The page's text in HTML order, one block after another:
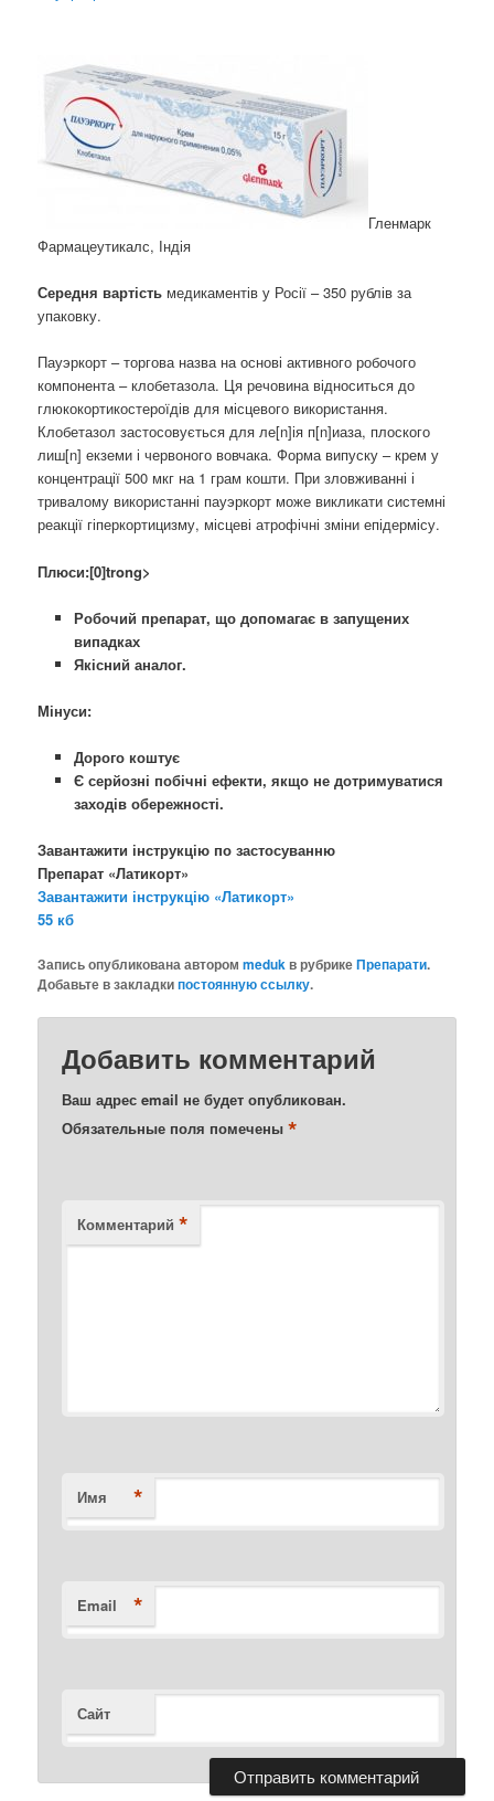
Гленмарк
Фармацеутикалс, Індія
Середня вартість медикаментів у Росії – 350 рублів за
упаковку.
Пауэркорт – торгова назва на основі активного робочого
компонента – клобетазола. Ця речовина відноситься до
глюкокортикостероїдів для місцевого використання.
Клобетазол застосовується для ле[n]ія п[n]иаза, плоского
лиш[n] екземи і червоного вовчака. Форма випуску – крем у
концентрації 500 мкг на 1 грам кошти. При зловживанні і
тривалому використанні пауэркорт може викликати системні
реакції гіперкортицизму, місцеві атрофічні зміни епідермісу.
Плюси:[0]trong>
Робочий препарат, що допомагає в запущених
випадках
Якісний аналог.
Мінуси:
Дорого коштує
Є серйозні побічні ефекти, якщо не дотримуватися
заходів обережності.
Завантажити інструкцію по застосуванню
Препарат «Латикорт»
Завантажити інструкцію «Латикорт»
55 кб
Запись опубликована авторомmedukв рубрикеПрепарати.
Добавьте в закладкипостоянную ссылку.
Добавить комментарий
Ваш адрес email не будет опубликован.
Обязательные поля помечены*
Комментарий *
Имя *
Email *
Сайт